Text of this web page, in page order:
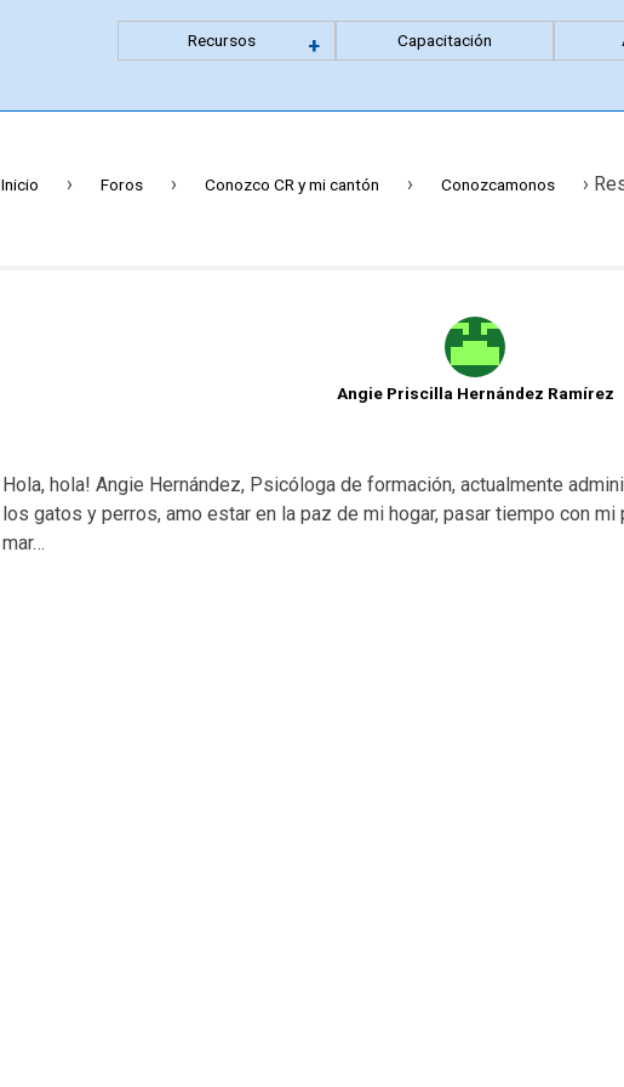
Recursos +ExpandirCapacitación
Inicio › Foros › Conozco CR y mi cantón › Conozcamonos ›
Angie Priscilla Hernández Ramírez
Hola, hola! Angie Hernández, Psicóloga de formación, actualmente
los gatos y perros, amo estar en la paz de mi hogar, pasar tiempo con mi
mar…